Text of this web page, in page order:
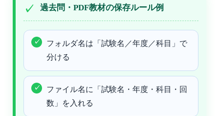
過去問・PDF教材の保存ルール例
フォルダ名は「試験名／年度／科目」で
分ける
ファイル名に「試験名・年度・科目・回
数」を入れる